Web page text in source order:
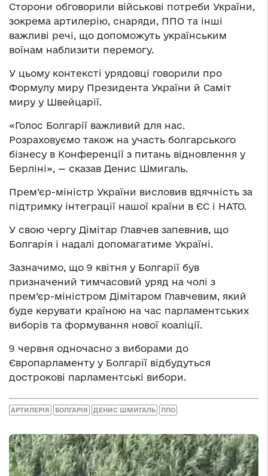
Сторони обговорили військові потреби України,
зокрема артилерію, снаряди, ППО та інші
важливі речі, що допоможуть українським
воїнам наблизити перемогу.
У цьому контексті урядовці говорили про
Формулу миру Президента України й Саміт
миру у Швейцарії.
«Голос Болгарії важливий для нас.
Розраховуємо також на участь болгарського
бізнесу в Конференції з питань відновлення у
Берліні», — сказав Денис Шмигаль.
Прем’єр-міністр України висловив вдячність за
підтримку інтеграції нашої країни в ЄС і НАТО.
У свою чергу Дімітар Главчев запевнив, що
Болгарія і надалі допомагатиме Україні.
Зазначимо, що 9 квітня у Болгарії був
призначений тимчасовий уряд на чолі з
прем’єр-міністром Дімітаром Главчевим, який
буде керувати країною на час парламентських
виборів та формування нової коаліції.
9 червня одночасно з виборами до
Європарламенту у Болгарії відбудуться
дострокові парламентські вибори.
АРТИЛЕРІЯ БОЛГАРІЯ ДЕНИС ШМИГАЛЬ ППО